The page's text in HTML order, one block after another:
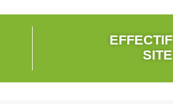
EFFECTIF
SITE